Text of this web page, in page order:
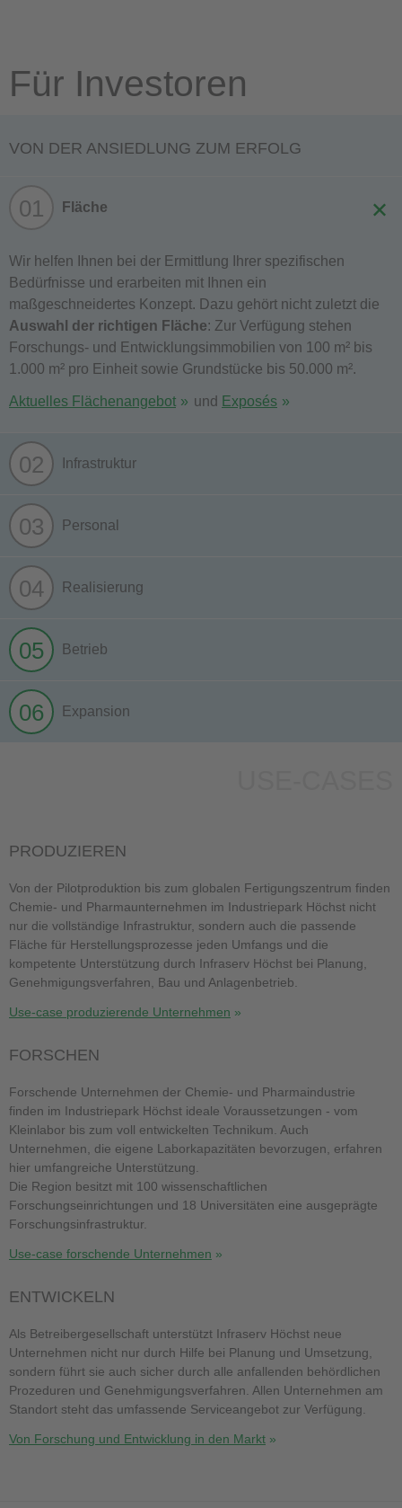
Für Investoren
VON DER ANSIEDLUNG ZUM ERFOLG
01 Fläche
Wir helfen Ihnen bei der Ermittlung Ihrer spezifischen
Bedürfnisse und erarbeiten mit Ihnen ein
maßgeschneidertes Konzept. Dazu gehört nicht zuletzt die
Auswahl der richtigen Fläche: Zur Verfügung stehen
Forschungs- und Entwicklungsimmobilien von 100 m² bis
1.000 m² pro Einheit sowie Grundstücke bis 50.000 m².
Aktuelles Flächenangebot und Exposés
02 Infrastruktur
03 Personal
04 Realisierung
05 Betrieb
06 Expansion
PRODUZIEREN
Von der Pilotproduktion bis zum globalen Fertigungszentrum finden
Chemie- und Pharmaunternehmen im Industriepark Höchst nicht
nur die vollständige Infrastruktur, sondern auch die passende
Fläche für Herstellungsprozesse jeden Umfangs und die
kompetente Unterstützung durch Infraserv Höchst bei Planung,
Genehmigungsverfahren, Bau und Anlagenbetrieb.
Use-case produzierende Unternehmen
FORSCHEN
Forschende Unternehmen der Chemie- und Pharmaindustrie
finden im Industriepark Höchst ideale Voraussetzungen - vom
Kleinlabor bis zum voll entwickelten Technikum. Auch
Unternehmen, die eigene Laborkapazitäten bevorzugen, erfahren
hier umfangreiche Unterstützung.
Die Region besitzt mit 100 wissenschaftlichen
Forschungseinrichtungen und 18 Universitäten eine ausgeprägte
Forschungsinfrastruktur.
Use-case forschende Unternehmen
ENTWICKELN
Als Betreibergesellschaft unterstützt Infraserv Höchst neue
Unternehmen nicht nur durch Hilfe bei Planung und Umsetzung,
sondern führt sie auch sicher durch alle anfallenden behördlichen
Prozeduren und Genehmigungsverfahren. Allen Unternehmen am
Standort steht das umfassende Serviceangebot zur Verfügung.
Von Forschung und Entwicklung in den Markt